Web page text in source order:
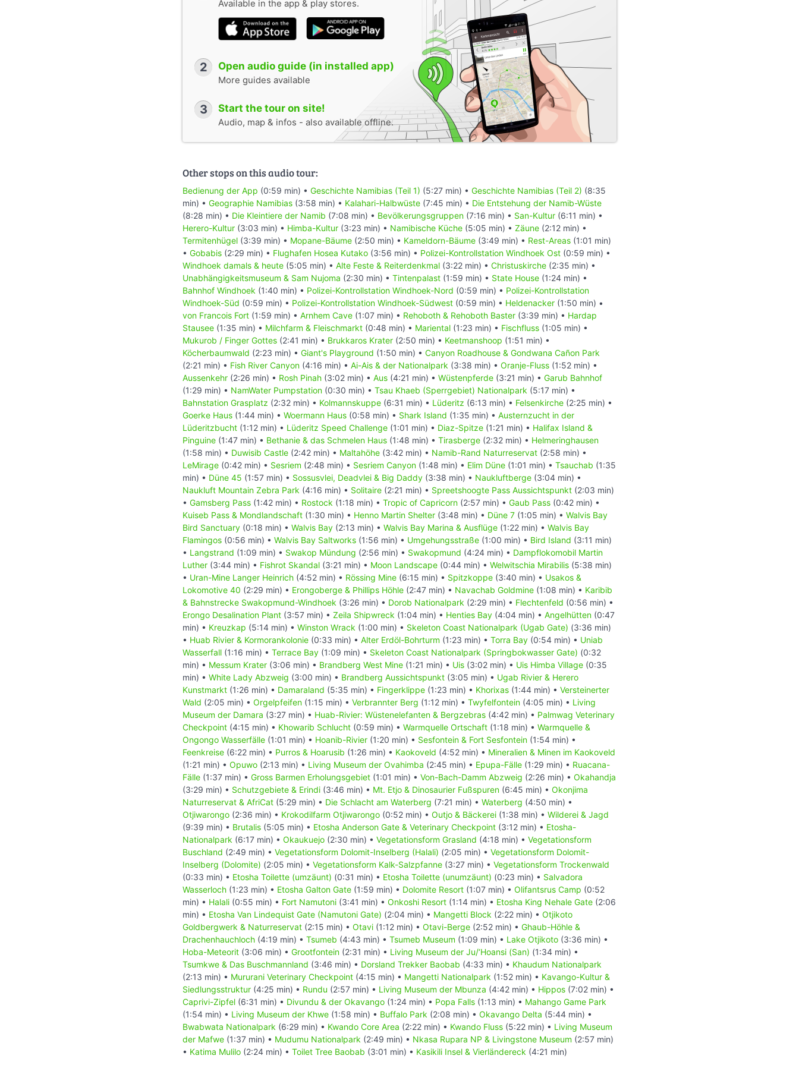
Available in the app & play stores.
2 Open audio guide (in installed app)
More guides available
3 Start the tour on site!
Audio, map & infos - also available offline.
Other stops on this audio tour:
Bedienung der App (0:59 min) • Geschichte Namibias (Teil 1) (5:27 min) • Geschichte Namibias (Teil 2) (8:35
min) • Geographie Namibias (3:58 min) • Kalahari-Halbwüste (7:45 min) • Die Entstehung der Namib-Wüste
(8:28 min) • Die Kleintiere der Namib (7:08 min) • Bevölkerungsgruppen (7:16 min) • San-Kultur (6:11 min) •
Herero-Kultur (3:03 min) • Himba-Kultur (3:23 min) • Namibische Küche (5:05 min) • Zäune (2:12 min) •
Termitenhügel (3:39 min) • Mopane-Bäume (2:50 min) • Kameldorn-Bäume (3:49 min) • Rest-Areas (1:01 min)
• Gobabis (2:29 min) • Flughafen Hosea Kutako (3:56 min) • Polizei-Kontrollstation Windhoek Ost (0:59 min) •
Windhoek damals & heute (5:05 min) • Alte Feste & Reiterdenkmal (3:22 min) • Christuskirche (2:35 min) •
Unabhängigkeitsmuseum & Sam Nujoma (2:30 min) • Tintenpalast (1:59 min) • State House (1:24 min) •
Bahnhof Windhoek (1:40 min) • Polizei-Kontrollstation Windhoek-Nord (0:59 min) • Polizei-Kontrollstation
Windhoek-Süd (0:59 min) • Polizei-Kontrollstation Windhoek-Südwest (0:59 min) • Heldenacker (1:50 min) •
von Francois Fort (1:59 min) • Arnhem Cave (1:07 min) • Rehoboth & Rehoboth Baster (3:39 min) • Hardap
Stausee (1:35 min) • Milchfarm & Fleischmarkt (0:48 min) • Mariental (1:23 min) • Fischfluss (1:05 min) •
Mukurob / Finger Gottes (2:41 min) • Brukkaros Krater (2:50 min) • Keetmanshoop (1:51 min) •
Köcherbaumwald (2:23 min) • Giant's Playground (1:50 min) • Canyon Roadhouse & Gondwana Cañon Park
(2:21 min) • Fish River Canyon (4:16 min) • Ai-Ais & der Nationalpark (3:38 min) • Oranje-Fluss (1:52 min) •
Aussenkehr (2:26 min) • Rosh Pinah (3:02 min) • Aus (4:21 min) • Wüstenpferde (3:21 min) • Garub Bahnhof
(1:29 min) • NamWater Pumpstation (0:30 min) • Tsau Khaeb (Sperrgebiet) Nationalpark (5:17 min) •
Bahnstation Grasplatz (2:32 min) • Kolmannskuppe (6:31 min) • Lüderitz (6:13 min) • Felsenkirche (2:25 min) •
Goerke Haus (1:44 min) • Woermann Haus (0:58 min) • Shark Island (1:35 min) • Austernzucht in der
Lüderitzbucht (1:12 min) • Lüderitz Speed Challenge (1:01 min) • Diaz-Spitze (1:21 min) • Halifax Island &
Pinguine (1:47 min) • Bethanie & das Schmelen Haus (1:48 min) • Tirasberge (2:32 min) • Helmeringhausen
(1:58 min) • Duwisib Castle (2:42 min) • Maltahöhe (3:42 min) • Namib-Rand Naturreservat (2:58 min) •
LeMirage (0:42 min) • Sesriem (2:48 min) • Sesriem Canyon (1:48 min) • Elim Düne (1:01 min) • Tsauchab (1:35
min) • Düne 45 (1:57 min) • Sossusvlei, Deadvlei & Big Daddy (3:38 min) • Naukluftberge (3:04 min) •
Naukluft Mountain Zebra Park (4:16 min) • Solitaire (2:21 min) • Spreetshoogte Pass Aussichtspunkt (2:03 min)
• Gamsberg Pass (1:42 min) • Rostock (1:18 min) • Tropic of Capricorn (2:57 min) • Gaub Pass (0:42 min) •
Kuiseb Pass & Mondlandschaft (1:30 min) • Henno Martin Shelter (3:48 min) • Düne 7 (1:05 min) • Walvis Bay
Bird Sanctuary (0:18 min) • Walvis Bay (2:13 min) • Walvis Bay Marina & Ausflüge (1:22 min) • Walvis Bay
Flamingos (0:56 min) • Walvis Bay Saltworks (1:56 min) • Umgehungsstraße (1:00 min) • Bird Island (3:11 min)
• Langstrand (1:09 min) • Swakop Mündung (2:56 min) • Swakopmund (4:24 min) • Dampflokomobil Martin
Luther (3:44 min) • Fishrot Skandal (3:21 min) • Moon Landscape (0:44 min) • Welwitschia Mirabilis (5:38 min)
• Uran-Mine Langer Heinrich (4:52 min) • Rössing Mine (6:15 min) • Spitzkoppe (3:40 min) • Usakos &
Lokomotive 40 (2:29 min) • Erongoberge & Phillips Höhle (2:47 min) • Navachab Goldmine (1:08 min) • Karibib
& Bahnstrecke Swakopmund-Windhoek (3:26 min) • Dorob Nationalpark (2:29 min) • Flechtenfeld (0:56 min) •
Erongo Desalination Plant (3:57 min) • Zeila Shipwreck (1:04 min) • Henties Bay (4:04 min) • Angelhütten (0:47
min) • Kreuzkap (5:14 min) • Winston Wrack (1:00 min) • Skeleton Coast Nationalpark (Ugab Gate) (3:36 min)
• Huab Rivier & Kormorankolonie (0:33 min) • Alter Erdöl-Bohrturm (1:23 min) • Torra Bay (0:54 min) • Uniab
Wasserfall (1:16 min) • Terrace Bay (1:09 min) • Skeleton Coast Nationalpark (Springbokwasser Gate) (0:32
min) • Messum Krater (3:06 min) • Brandberg West Mine (1:21 min) • Uis (3:02 min) • Uis Himba Village (0:35
min) • White Lady Abzweig (3:00 min) • Brandberg Aussichtspunkt (3:05 min) • Ugab Rivier & Herero
Kunstmarkt (1:26 min) • Damaraland (5:35 min) • Fingerklippe (1:23 min) • Khorixas (1:44 min) • Versteinerter
Wald (2:05 min) • Orgelpfeifen (1:15 min) • Verbrannter Berg (1:12 min) • Twyfelfontein (4:05 min) • Living
Museum der Damara (3:27 min) • Huab-Rivier: Wüstenelefanten & Bergzebras (4:42 min) • Palmwag Veterinary
Checkpoint (4:15 min) • Khowarib Schlucht (0:59 min) • Warmquelle Ortschaft (1:18 min) • Warmquelle &
Ongongo Wasserfälle (1:01 min) • Hoanib-Rivier (1:20 min) • Sesfontein & Fort Sesfontein (1:54 min) •
Feenkreise (6:22 min) • Purros & Hoarusib (1:26 min) • Kaokoveld (4:52 min) • Mineralien & Minen im Kaokoveld
(1:21 min) • Opuwo (2:13 min) • Living Museum der Ovahimba (2:45 min) • Epupa-Fälle (1:29 min) • Ruacana-
Fälle (1:37 min) • Gross Barmen Erholungsgebiet (1:01 min) • Von-Bach-Damm Abzweig (2:26 min) • Okahandja
(3:29 min) • Schutzgebiete & Erindi (3:46 min) • Mt. Etjo & Dinosaurier Fußspuren (6:45 min) • Okonjima
Naturreservat & AfriCat (5:29 min) • Die Schlacht am Waterberg (7:21 min) • Waterberg (4:50 min) •
Otjiwarongo (2:36 min) • Krokodilfarm Otjiwarongo (0:52 min) • Outjo & Bäckerei (1:38 min) • Wilderei & Jagd
(9:39 min) • Brutalis (5:05 min) • Etosha Anderson Gate & Veterinary Checkpoint (3:12 min) • Etosha-
Nationalpark (6:17 min) • Okaukuejo (2:30 min) • Vegetationsform Grasland (4:18 min) • Vegetationsform
Buschland (2:49 min) • Vegetationsform Dolomit-Inselberg (Halali) (2:05 min) • Vegetationsform Dolomit-
Inselberg (Dolomite) (2:05 min) • Vegetationsform Kalk-Salzpfanne (3:27 min) • Vegetationsform Trockenwald
(0:33 min) • Etosha Toilette (umzäunt) (0:31 min) • Etosha Toilette (unumzäunt) (0:23 min) • Salvadora
Wasserloch (1:23 min) • Etosha Galton Gate (1:59 min) • Dolomite Resort (1:07 min) • Olifantsrus Camp (0:52
min) • Halali (0:55 min) • Fort Namutoni (3:41 min) • Onkoshi Resort (1:14 min) • Etosha King Nehale Gate (2:06
min) • Etosha Van Lindequist Gate (Namutoni Gate) (2:04 min) • Mangetti Block (2:22 min) • Otjikoto
Goldbergwerk & Naturreservat (2:15 min) • Otavi (1:12 min) • Otavi-Berge (2:52 min) • Ghaub-Höhle &
Drachenhauchloch (4:19 min) • Tsumeb (4:43 min) • Tsumeb Museum (1:09 min) • Lake Otjikoto (3:36 min) •
Hoba-Meteorit (3:06 min) • Grootfontein (2:31 min) • Living Museum der Ju/‘Hoansi (San) (1:34 min) •
Tsumkwe & Das Buschmannland (3:46 min) • Dorsland Trekker Baobab (4:33 min) • Khaudum Nationalpark
(2:13 min) • Mururani Veterinary Checkpoint (4:15 min) • Mangetti Nationalpark (1:52 min) • Kavango-Kultur &
Siedlungsstruktur (4:25 min) • Rundu (2:57 min) • Living Museum der Mbunza (4:42 min) • Hippos (7:02 min) •
Caprivi-Zipfel (6:31 min) • Divundu & der Okavango (1:24 min) • Popa Falls (1:13 min) • Mahango Game Park
(1:54 min) • Living Museum der Khwe (1:58 min) • Buffalo Park (2:08 min) • Okavango Delta (5:44 min) •
Bwabwata Nationalpark (6:29 min) • Kwando Core Area (2:22 min) • Kwando Fluss (5:22 min) • Living Museum
der Mafwe (1:37 min) • Mudumu Nationalpark (2:49 min) • Nkasa Rupara NP & Livingstone Museum (2:57 min)
• Katima Mulilo (2:24 min) • Toilet Tree Baobab (3:01 min) • Kasikili Insel & Vierländereck (4:21 min)